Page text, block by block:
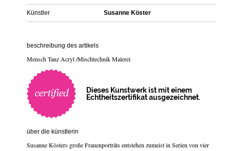
Künstler Susanne Köster
beschreibung des artikels
Mensch Tanz Acryl /Mischtechnik Malerei
Dieses Kunstwerk ist mit einem
Echtheitszertifikat ausgezeichnet.
über die künstlerin
Susanne Kösters große Frauenporträts entstehen zumeist in Serien von vier